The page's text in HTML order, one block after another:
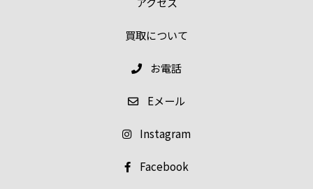
買取について
お電話
Eメール
Instagram
Facebook